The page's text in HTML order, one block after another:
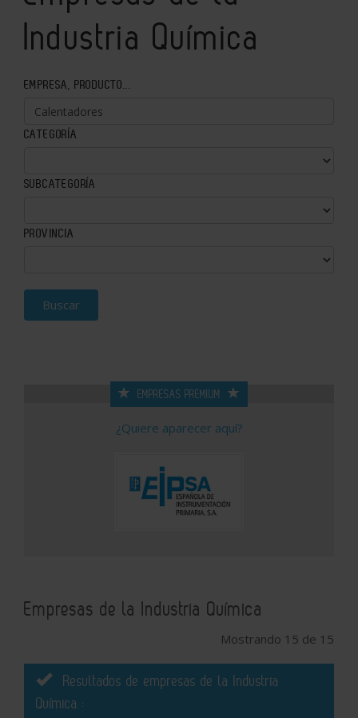
Industria Química
EMPRESA, PRODUCTO...
CATEGORÍA
SUBCATEGORÍA
PROVINCIA
Buscar
EMPRESAS PREMIUM
¿Quiere aparecer aquí?
Empresas de la Industria Química
Mostrando 15 de 15
Resultados de empresas de la Industria
Química :